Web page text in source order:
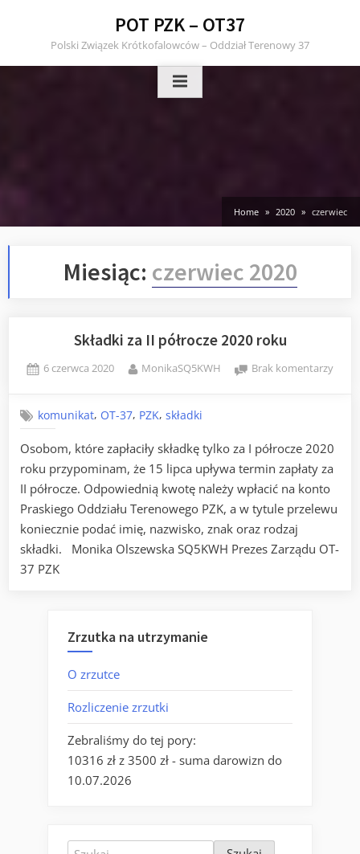
POT PZK – OT37
Polski Związek Krótkofalowców – Oddział Terenowy 37
Home 2020 czerwiec
Miesiąc: czerwiec 2020
Składki za II półrocze 2020 roku
Posted
6 czerwca 2020 By
MonikaSQ5KWH Brak komentarzydo
2020
roku
komunikat, OT-37, PZK,składki
Osobom, które zapłaciły składkę tylko za I półrocze 2020
roku przypominam, że 15 lipca upływa termin zapłaty za
II półrocze. Odpowiednią kwotę należy wpłacić na konto
Praskiego Oddziału Terenowego PZK, a w tytule przelewu
koniecznie podać imię, nazwisko, znak oraz rodzaj
składki. Monika Olszewska SQ5KWH Prezes Zarządu OT-
37 PZK
Zrzutka na utrzymanie
O zrzutce
Rozliczenie zrzutki
Zebraliśmy do tej pory:
10316 zł z 3500 zł - suma darowizn do
10.07.2026
Szukaj: